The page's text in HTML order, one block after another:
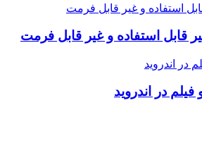
استفاده و غیر قابل فرمت
قابل استفاده و غیر قابل فرمت
اندروید
در اندروید